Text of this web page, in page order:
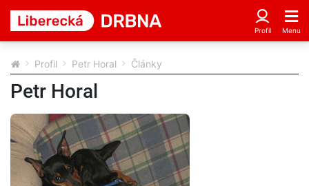
Profil Petr Horal Články
Petr Horal